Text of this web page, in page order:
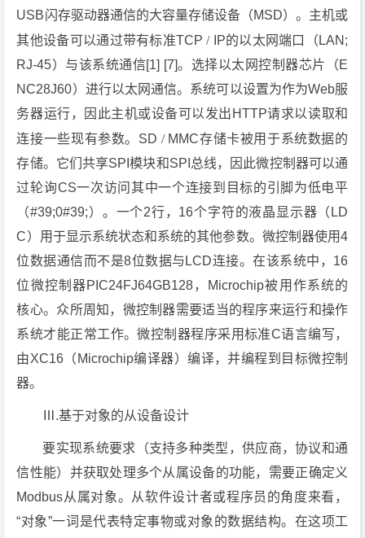
USB闪存驱动器通信的大容量存储设备（MSD）。主机或
其他设备可以通过带有标准TCP / IP的以太网端口（LAN;
RJ-45）与该系统通信[1] [7]。选择以太网控制器芯片（E
NC28J60）进行以太网通信。系统可以设置为作为Web服
务器运行，因此主机或设备可以发出HTTP请求以读取和
连接一些现有参数。SD / MMC存储卡被用于系统数据的
存储。它们共享SPI模块和SPI总线，因此微控制器可以通
过轮询CS一次访问其中一个连接到目标的引脚为低电平
（#39;0#39;）。一个2行，16个字符的液晶显示器（LD
C）用于显示系统状态和系统的其他参数。微控制器使用4
位数据通信而不是8位数据与LCD连接。在该系统中，16
位微控制器PIC24FJ64GB128，Microchip被用作系统的
核心。众所周知，微控制器需要适当的程序来运行和操作
系统才能正常工作。微控制器程序采用标准C语言编写，
由XC16（Microchip编译器）编译，并编程到目标微控制
器。
Ⅲ.基于对象的从设备设计
要实现系统要求（支持多种类型，供应商，协议和通
信性能）并获取处理多个从属设备的功能，需要正确定义
Modbus从属对象。从软件设计者或程序员的角度来看，
“对象”一词是代表特定事物或对象的数据结构。在这项工